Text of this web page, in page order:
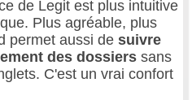
de Legit est plus intuitive
Plus agréable, plus
permet aussi de suivre
des dossiers sans
C'est un vrai confort